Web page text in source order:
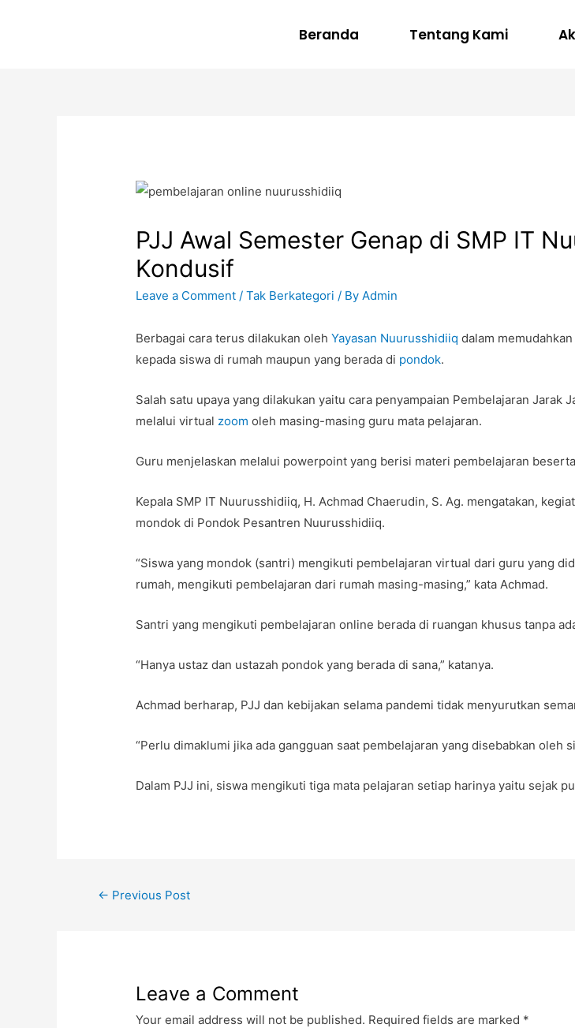
Beranda Tentang Kami
PJJ Awal Semester Genap di SMP IT
Kondusif
Leave a Comment /Tak Berkategori / By Admin
Berbagai cara terus dilakukan olehYayasan Nuurusshidiiq dalam
kepada siswa di rumah maupun yang berada di pondok.
Salah satu upaya yang dilakukan yaitu cara penyampaian Pembelajaran Jarak
melalui virtual zoom oleh masing-masing guru mata pelajaran.
Guru menjelaskan melalui powerpoint yang berisi materi pembelajaran
Kepala SMP IT Nuurusshidiiq, H. Achmad Chaerudin, S. Ag. mengatakan,
mondok di Pondok Pesantren Nuurusshidiiq.
“Siswa yang mondok (santri) mengikuti pembelajaran virtual dari guru yang
rumah, mengikuti pembelajaran dari rumah masing-masing,” kata Achmad.
Santri yang mengikuti pembelajaran online berada di ruangan khusus tanpa
“Hanya ustaz dan ustazah pondok yang berada di sana,” katanya.
Achmad berharap, PJJ dan kebijakan selama pandemi tidak menyurutkan
“Perlu dimaklumi jika ada gangguan saat pembelajaran yang disebabkan oleh
Dalam PJJ ini, siswa mengikuti tiga mata pelajaran setiap harinya yaitu sejak
← Previous Post
Leave a Comment
Your email address will not be published. Required fields are marked *